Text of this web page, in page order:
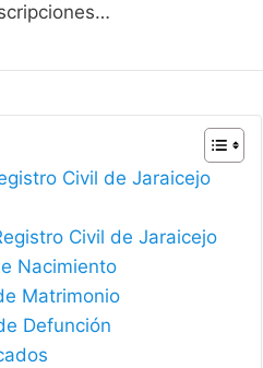
Civil de Jaraicejo
Civil de Jaraicejo
Nacimiento
Matrimonio
Defunción